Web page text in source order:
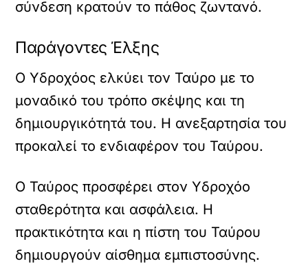
σύνδεση κρατούν το πάθος ζωντανό.
Παράγοντες Έλξης
Ο Υδροχόος ελκύει τον Ταύρο με το
μοναδικό του τρόπο σκέψης και τη
δημιουργικότητά του. Η ανεξαρτησία του
προκαλεί το ενδιαφέρον του Ταύρου.
Ο Ταύρος προσφέρει στον Υδροχόο
σταθερότητα και ασφάλεια. Η
πρακτικότητα και η πίστη του Ταύρου
δημιουργούν αίσθημα εμπιστοσύνης.